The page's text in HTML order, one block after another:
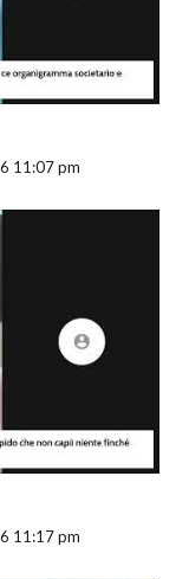
11:07 pm
11:17 pm